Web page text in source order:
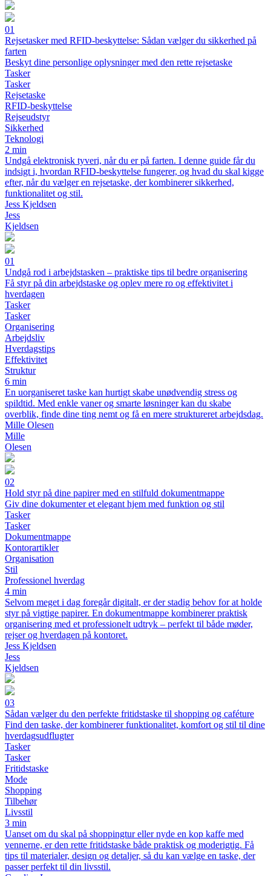
01
Rejsetasker med RFID-beskyttelse: Sådan vælger du sikkerhed på
farten
Beskyt dine personlige oplysninger med den rette rejsetaske
Tasker
Tasker
Rejsetaske
RFID-beskyttelse
Rejseudstyr
Sikkerhed
Teknologi
2 min
Undgå elektronisk tyveri, når du er på farten. I denne guide får du
indsigt i, hvordan RFID-beskyttelse fungerer, og hvad du skal kigge
efter, når du vælger en rejsetaske, der kombinerer sikkerhed,
funktionalitet og stil.
Jess Kjeldsen
Jess
Kjeldsen
01
Undgå rod i arbejdstasken – praktiske tips til bedre organisering
Få styr på din arbejdstaske og oplev mere ro og effektivitet i
hverdagen
Tasker
Tasker
Organisering
Arbejdsliv
Hverdagstips
Effektivitet
Struktur
6 min
En uorganiseret taske kan hurtigt skabe unødvendig stress og
spildtid. Med enkle vaner og smarte løsninger kan du skabe
overblik, finde dine ting nemt og få en mere struktureret arbejdsdag.
Mille Olesen
Mille
Olesen
02
Hold styr på dine papirer med en stilfuld dokumentmappe
Giv dine dokumenter et elegant hjem med funktion og stil
Tasker
Tasker
Dokumentmappe
Kontorartikler
Organisation
Stil
Professionel hverdag
4 min
Selvom meget i dag foregår digitalt, er der stadig behov for at holde
styr på vigtige papirer. En dokumentmappe kombinerer praktisk
organisering med et professionelt udtryk – perfekt til både møder,
rejser og hverdagen på kontoret.
Jess Kjeldsen
Jess
Kjeldsen
03
Sådan vælger du den perfekte fritidstaske til shopping og caféture
Find den taske, der kombinerer funktionalitet, komfort og stil til dine
hverdagsudflugter
Tasker
Tasker
Fritidstaske
Mode
Shopping
Tilbehør
Livsstil
3 min
Uanset om du skal på shoppingtur eller nyde en kop kaffe med
vennerne, er den rette fritidstaske både praktisk og moderigtig. Få
tips til materialer, design og detaljer, så du kan vælge en taske, der
passer perfekt til din livsstil.